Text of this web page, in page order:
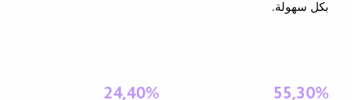
بكل سهولة.
24,40% 55,30%